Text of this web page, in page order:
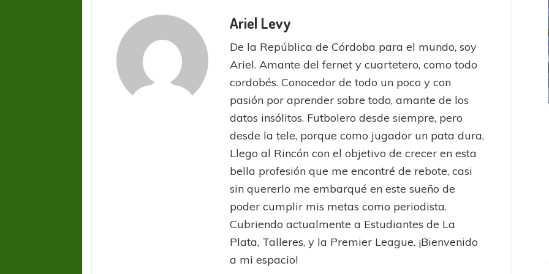
Ariel Levy
De la República de Córdoba para el mundo, soy
Ariel. Amante del fernet y cuartetero, como todo
cordobés. Conocedor de todo un poco y con
pasión por aprender sobre todo, amante de los
datos insólitos. Futbolero desde siempre, pero
desde la tele, porque como jugador un pata dura.
Llego al Rincón con el objetivo de crecer en esta
bella profesión que me encontré de rebote, casi
sin quererlo me embarqué en este sueño de
poder cumplir mis metas como periodista.
Cubriendo actualmente a Estudiantes de La
Plata, Talleres, y la Premier League. ¡Bienvenido
a mi espacio!
COPA SUDAMERICANA LANÚS
Sur Defendido
UEFA CHAMPIONS LEAGUE
PSG celebró el bicampeonato